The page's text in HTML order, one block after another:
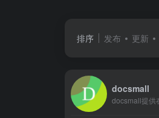
排序 发布 更新
docsmall